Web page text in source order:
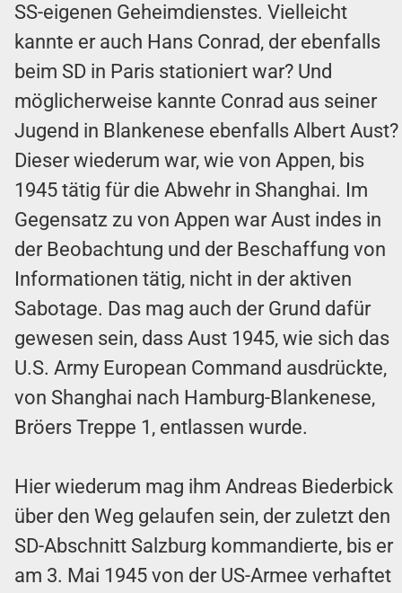
SS-eigenen Geheimdienstes. Vielleicht
kannte er auch Hans Conrad, der ebenfalls
beim SD in Paris stationiert war? Und
möglicherweise kannte Conrad aus seiner
Jugend in Blankenese ebenfalls Albert Aust?
Dieser wiederum war, wie von Appen, bis
1945 tätig für die Abwehr in Shanghai. Im
Gegensatz zu von Appen war Aust indes in
der Beobachtung und der Beschaffung von
Informationen tätig, nicht in der aktiven
Sabotage. Das mag auch der Grund dafür
gewesen sein, dass Aust 1945, wie sich das
U.S. Army European Command ausdrückte,
von Shanghai nach Hamburg-Blankenese,
Bröers Treppe 1, entlassen wurde.
Hier wiederum mag ihm Andreas Biederbick
über den Weg gelaufen sein, der zuletzt den
SD-Abschnitt Salzburg kommandierte, bis er
am 3. Mai 1945 von der US-Armee verhaftet